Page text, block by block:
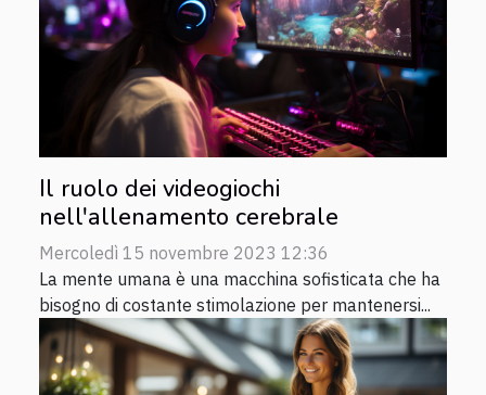
Il ruolo dei videogiochi
nell'allenamento cerebrale
Mercoledì 15 novembre 2023 12:36
La mente umana è una macchina sofisticata che ha
bisogno di costante stimolazione per mantenersi...